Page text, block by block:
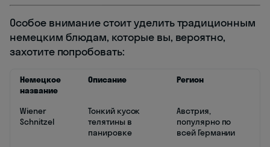
Особое внимание стоит уделить традиционным
немецким блюдам, которые вы, вероятно,
захотите попробовать:
Немецкое
название
Описание Регион
Wiener
Schnitzel
Тонкий кусок
телятины в
панировке
Австрия,
популярно по
всей Германии